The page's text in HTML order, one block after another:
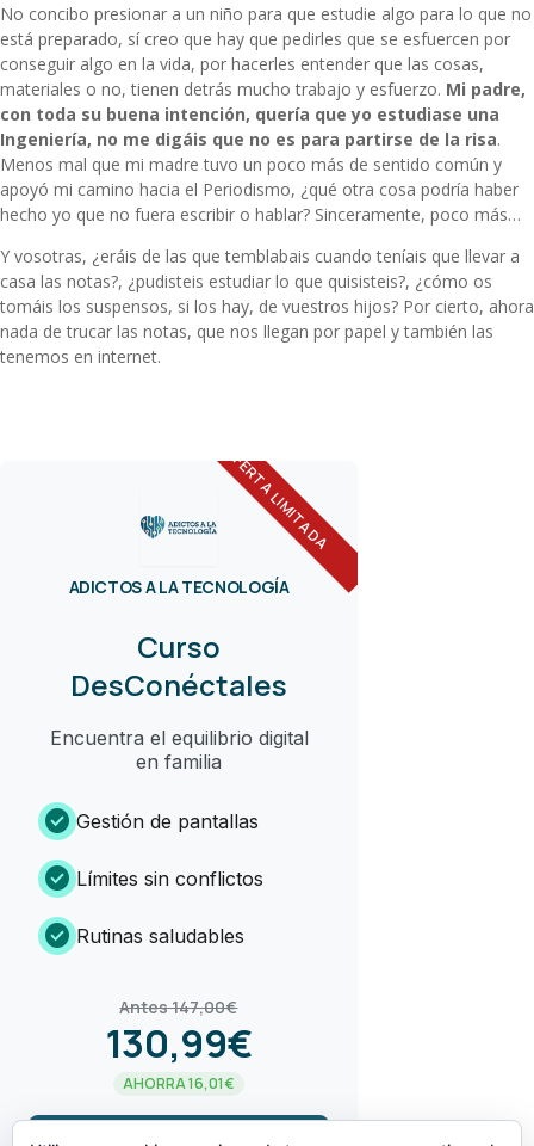
No concibo presionar a un niño para que estudie algo para lo que no
está preparado, sí creo que hay que pedirles que se esfuercen por
conseguir algo en la vida, por hacerles entender que las cosas,
materiales o no, tienen detrás mucho trabajo y esfuerzo. Mi padre,
con toda su buena intención, quería que yo estudiase una
Ingeniería, no me digáis que no es para partirse de la risa.
Menos mal que mi madre tuvo un poco más de sentido común y
apoyó mi camino hacia el Periodismo, ¿qué otra cosa podría haber
hecho yo que no fuera escribir o hablar? Sinceramente, poco más…
Y vosotras, ¿eráis de las que temblabais cuando teníais que llevar a
casa las notas?, ¿pudisteis estudiar lo que quisisteis?, ¿cómo os
tomáis los suspensos, si los hay, de vuestros hijos? Por cierto, ahora
nada de trucar las notas, que nos llegan por papel y también las
tenemos en internet.
OFERTA LIMITADA
ADICTOS A LA TECNOLOGÍA
Curso
DesConéctales
Encuentra el equilibrio digital
en familia
check_circle Gestión de pantallas
check_circle Límites sin conflictos
check_circle Rutinas saludables
Antes 147,00€
130,99€
AHORRA 16,01€